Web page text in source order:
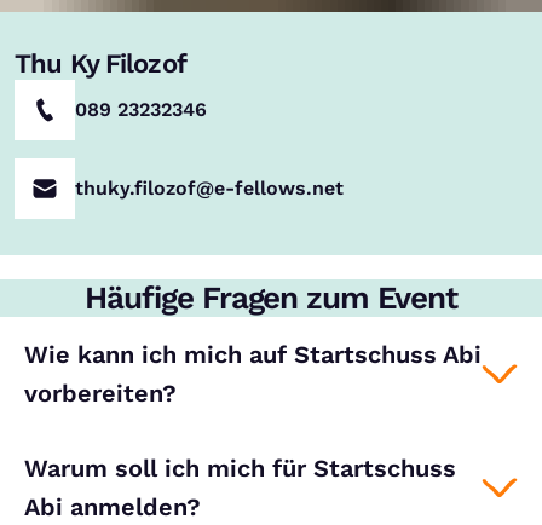
Thu Ky Filozof
089 23232346
thuky.filozof@e-fellows.net
Häufige Fragen zum Event
Wie kann ich mich auf Startschuss Abi
vorbereiten?
Warum soll ich mich für Startschuss
Abi anmelden?